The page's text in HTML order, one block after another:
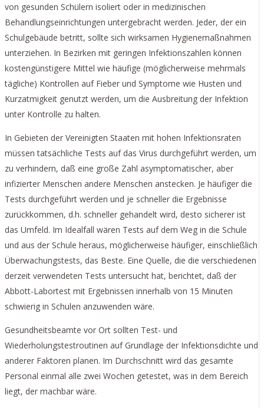
von gesunden Schülern isoliert oder in medizinischen
Behandlungseinrichtungen untergebracht werden. Jeder, der ein
Schulgebäude betritt, sollte sich wirksamen Hygienemaßnahmen
unterziehen. In Bezirken mit geringen Infektionszahlen können
kostengünstigere Mittel wie häufige (möglicherweise mehrmals
tägliche) Kontrollen auf Fieber und Symptome wie Husten und
Kurzatmigkeit genutzt werden, um die Ausbreitung der Infektion
unter Kontrolle zu halten.
In Gebieten der Vereinigten Staaten mit hohen Infektionsraten
müssen tatsächliche Tests auf das Virus durchgeführt werden, um
zu verhindern, daß eine große Zahl asymptomatischer, aber
infizierter Menschen andere Menschen anstecken. Je häufiger die
Tests durchgeführt werden und je schneller die Ergebnisse
zurückkommen, d.h. schneller gehandelt wird, desto sicherer ist
das Umfeld. Im Idealfall wären Tests auf dem Weg in die Schule
und aus der Schule heraus, möglicherweise häufiger, einschließlich
Überwachungstests, das Beste. Eine Quelle, die die verschiedenen
derzeit verwendeten Tests untersucht hat, berichtet, daß der
Abbott-Labortest mit Ergebnissen innerhalb von 15 Minuten
schwierig in Schulen anzuwenden wäre.
Gesundheitsbeamte vor Ort sollten Test- und
Wiederholungstestroutinen auf Grundlage der Infektionsdichte und
anderer Faktoren planen. Im Durchschnitt wird das gesamte
Personal einmal alle zwei Wochen getestet, was in dem Bereich
liegt, der machbar wäre.